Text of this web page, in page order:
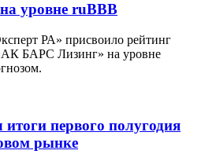
уровне ruBBB
РА» присвоило рейтинг
БАРС Лизинг» на уровне
первого полугодия
рынке